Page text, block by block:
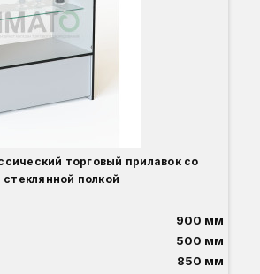
торговый прилавок со
стеклянной полкой
900 мм
500 мм
850 мм